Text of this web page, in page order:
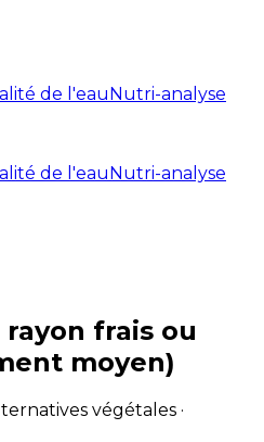
de l'eauNutri-analyse
de l'eauNutri-analyse
frais ou
moyen)
végétales ·